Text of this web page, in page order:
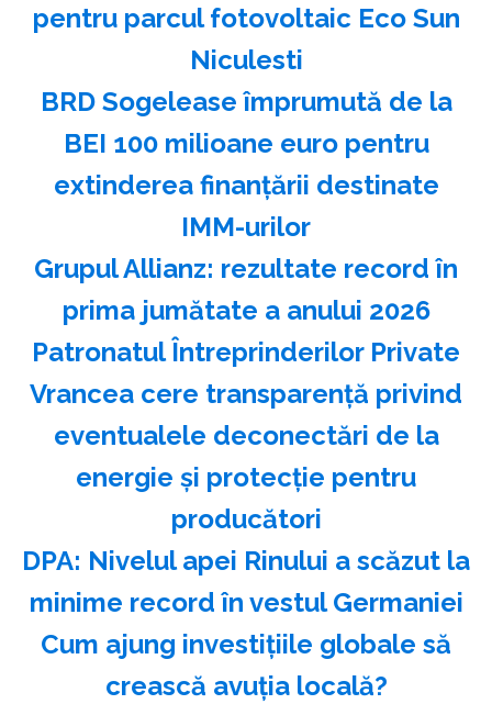
pentru parcul fotovoltaic Eco Sun
Niculesti
BRD Sogelease împrumută de la
BEI 100 milioane euro pentru
extinderea finanţării destinate
IMM-urilor
Grupul Allianz: rezultate record în
prima jumătate a anului 2026
Patronatul Întreprinderilor Private
Vrancea cere transparenţă privind
eventualele deconectări de la
energie şi protecţie pentru
producători
DPA: Nivelul apei Rinului a scăzut la
minime record în vestul Germaniei
Cum ajung investițiile globale să
crească avuția locală?